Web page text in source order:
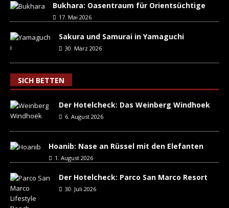
Bukhara: Oasentraum für Orientsüchtige
17. Mai 2026
Sakura und Samurai in Yamaguchi
30. März 2026
SICH BETTEN
Der Hotelcheck: Das Weinberg Windhoek
6. August 2026
Hoanib: Nase an Rüssel mit den Elefanten
1. August 2026
Der Hotelcheck: Parco San Marco Resort
30. Juli 2026